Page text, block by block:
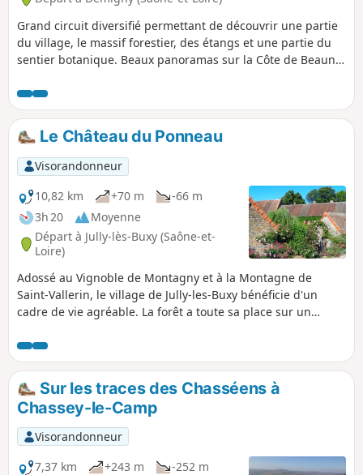
Grand circuit diversifié permettant de découvrir une partie
du village, le massif forestier, des étangs et une partie du
sentier botanique. Beaux panoramas sur la Côte de Beaune
étangs.
Le Château du Ponneau
Visorandonneur
10,82 km
+70 m
-66 m
3h 20
Moyenne
Départ à Jully-lès-Buxy (Saône-et-
Loire)
Adossé au Vignoble de Montagny et à la Montagne de
Saint-Vallerin, le village de Jully-les-Buxy bénéficie d'un
cadre de vie agréable. La forêt a toute sa place sur un
de découvrir un petit château en un lieu improbable.
Sur les traces des Chasséens à
Chassey-le-Camp
Visorandonneur
7,37 km
+243 m
-252 m